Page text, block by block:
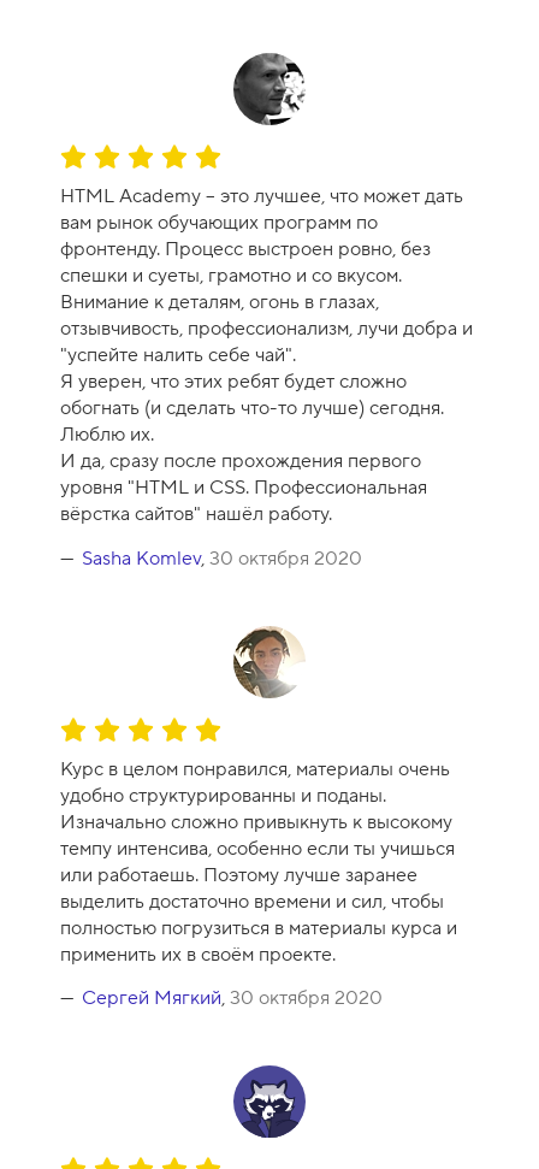
О
ц
е
н
к
а
к
у
р
с
а
-
1
0
HTML Academy -- это лучшее, что может дать
вам рынок обучающих программ по
фронтенду. Процесс выстроен ровно, без
спешки и суеты, грамотно и со вкусом.
Внимание к деталям, огонь в глазах,
отзывчивость, профессионализм, лучи добра и
"успейте налить себе чай".
Я уверен, что этих ребят будет сложно
обогнать (и сделать что-то лучше) сегодня.
Люблю их.
И да, сразу после прохождения первого
уровня "HTML и CSS. Профессиональная
вёрстка сайтов" нашёл работу.
Sasha Komlev, 30 октября 2020
О
е
н
к
а
к
у
р
с
а
Курс в целом понравился, материалы очень
удобно структурированны и поданы.
Изначально сложно привыкнуть к высокому
темпу интенсива, особенно если ты учишься
или работаешь. Поэтому лучше заранее
выделить достаточно времени и сил, чтобы
полностью погрузиться в материалы курса и
применить их в своём проекте.
Сергей Мягкий, 30 октября 2020